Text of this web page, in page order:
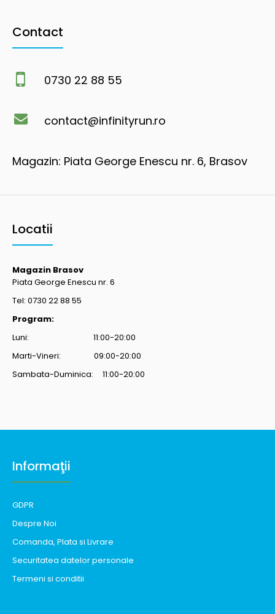
Contact
0730 22 88 55
contact@infinityrun.ro
Magazin: Piata George Enescu nr. 6, Brasov
Locatii
Magazin Brasov
Piata George Enescu nr. 6
Tel: 0730 22 88 55
Program:
Luni: 11:00-20:00
Marti-Vineri: 09:00-20:00
Sambata-Duminica: 11:00-20:00
Informaţii
GDPR
Despre Noi
Comanda, Plata si Livrare
Securitatea datelor personale
Termeni si conditii